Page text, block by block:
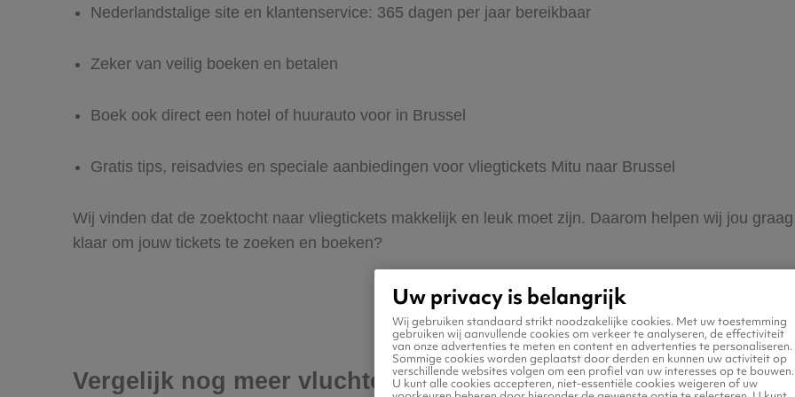
Nederlandstalige site en klantenservice: 365 dagen per jaar bereikbaar
Zeker van veilig boeken en betalen
Boek ook direct een hotel of huurauto voor in Brussel
Gratis tips, reisadvies en speciale aanbiedingen voor vliegtickets Mitu naar Brussel
Wij vinden dat de zoektocht naar vliegtickets makkelijk en leuk moet zijn. Daarom helpen wij jou
klaar om jouw tickets te zoeken en boeken?
Vergelijk nog meer vluchten naar Brussel
Uw privacy is belangrijk
Wij gebruiken standaard strikt noodzakelijke cookies. Met uw toestemming
gebruiken wij aanvullende cookies om verkeer te analyseren, de effectiviteit
van onze advertenties te meten en content en advertenties te personaliseren.
Sommige cookies worden geplaatst door derden en kunnen uw activiteit op
verschillende websites volgen om een profiel van uw interesses op te bouwen.
U kunt alle cookies accepteren, niet-essentiële cookies weigeren of uw